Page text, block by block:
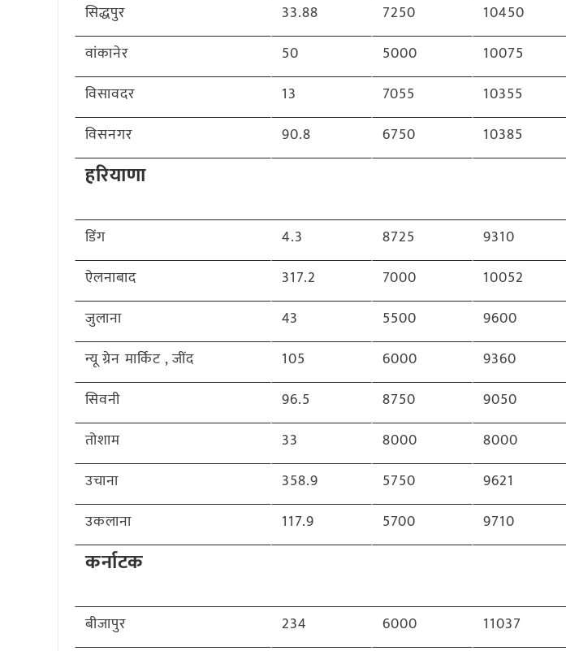
सिद्धपुर
33.88 7250 10450
वांकानेर
50 5000 10075
विसावदर
13 7055 10355
विसनगर
90.8 6750 10385
हरियाणा
डिंग 4.3 8725 9310
ऐलनाबाद
317.2 7000 10052
जुलाना
43 5500 9600
न्यू ग्रेन मार्किट , जींद
105 6000 9360
सिवनी
96.5 8750 9050
तोशाम
33 8000 8000
उचाना
358.9 5750 9621
उकलाना
117.9 5700 9710
कर्नाटक
बीजापुर 234 6000 11037